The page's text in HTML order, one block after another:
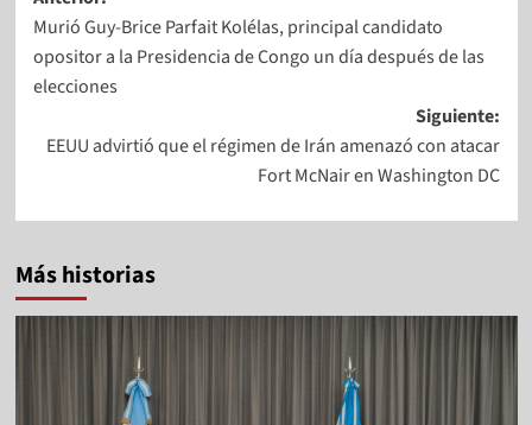
Murió Guy-Brice Parfait Kolélas, principal candidato
opositor a la Presidencia de Congo un día después de las
elecciones
Siguiente:
EEUU advirtió que el régimen de Irán amenazó con atacar
Fort McNair en Washington DC
Más historias